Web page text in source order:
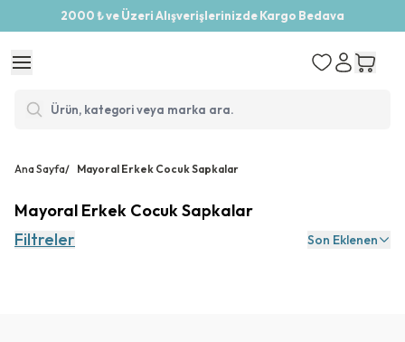
2000 ₺ ve Üzeri Alışverişlerinizde Kargo Bedava
Ana Sayfa/ Mayoral Erkek Cocuk Sapkalar
Mayoral Erkek Cocuk Sapkalar
Filtreler
Son Eklenen